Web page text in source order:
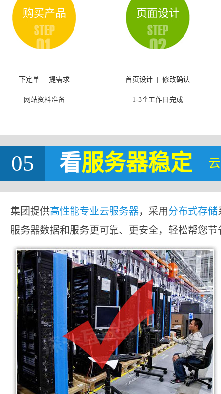
购买产品
下定单 | 提需求
网站资料准备
页面设计
首页设计 | 修改确认
1-3个工作日完成
05 看服务器稳定
集团提供高性能专业云服务器，采用分布式存储
服务器数据和服务更可靠、更安全，轻松帮您节